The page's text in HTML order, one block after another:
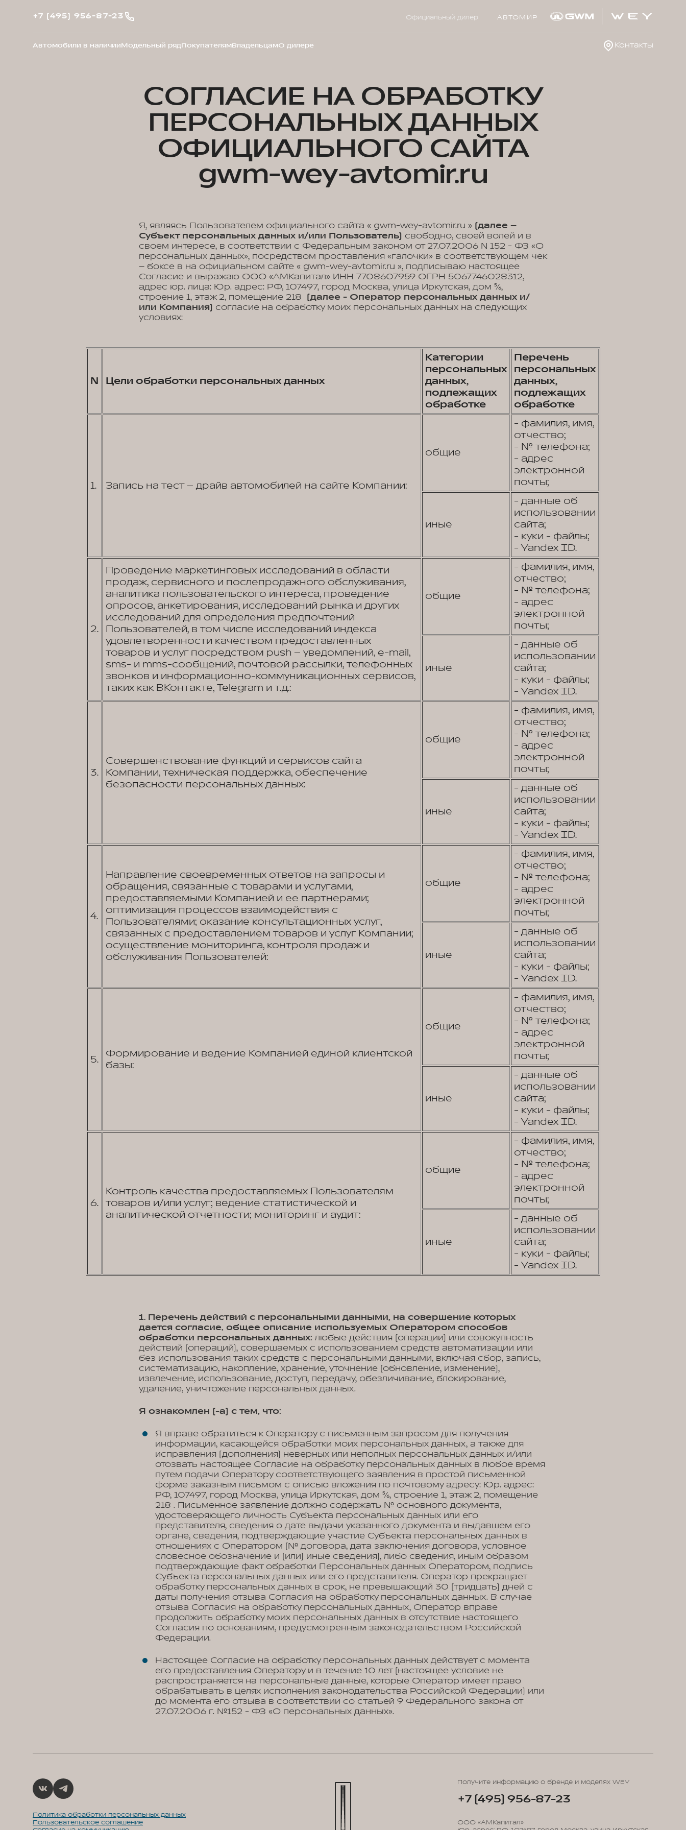
Официальный дилер АВТОМИР
Контакты
+7 (495) 956-87-23
Автомобили в наличииМодельный рядПокупателямВладельцамО дилере
СОГЛАСИЕ НА ОБРАБОТКУ
ПЕРСОНАЛЬНЫХ ДАННЫХ
ОФИЦИАЛЬНОГО САЙТА
gwm-wey-avtomir.ru
Я, являясь Пользователем официального сайта « gwm-wey-avtomir.ru » (далее –
Субъект персональных данных и/или Пользователь) свободно, своей волей и в
своем интересе, в соответствии с Федеральным законом от 27.07.2006 N 152 - ФЗ «О
персональных данных», посредством проставления «галочки» в соответствующем чек
– боксе в на официальном сайте « gwm-wey-avtomir.ru », подписываю настоящее
Согласие и выражаю ООО «АМКапитал» ИНН 7708607959 ОГРН 5067746028312,
адрес юр. лица: Юр. адрес: РФ, 107497, город Москва, улица Иркутская, дом 5/6,
строение 1, этаж 2, помещение 218 (далее - Оператор персональных данных и/
или Компания) согласие на обработку моих персональных данных на следующих
условиях:
N Цели обработки персональных данных
Категории
персональных
данных,
подлежащих
обработке
Перечень
персональных
данных,
подлежащих
обработке
1. Запись на тест – драйв автомобилей на сайте Компании:
общие
- фамилия, имя,
отчество;
- № телефона;
- адрес
электронной
почты;
иные
- данные об
использовании
сайта;
- куки - файлы;
- Yandex ID.
2.
Проведение маркетинговых исследований в области
продаж, сервисного и послепродажного обслуживания,
аналитика пользовательского интереса, проведение
опросов, анкетирования, исследований рынка и других
исследований для определения предпочтений
Пользователей, в том числе исследований индекса
удовлетворенности качеством предоставленных
товаров и услуг посредством push – уведомлений, e-mail,
sms- и mms-сообщений, почтовой рассылки, телефонных
звонков и информационно-коммуникационных сервисов,
таких как ВКонтакте, Telegram и т.д.:
общие
- фамилия, имя,
отчество;
- № телефона;
- адрес
электронной
почты;
иные
- данные об
использовании
сайта;
- куки - файлы;
- Yandex ID.
3.
Совершенствование функций и сервисов сайта
Компании, техническая поддержка, обеспечение
безопасности персональных данных:
общие
- фамилия, имя,
отчество;
- № телефона;
- адрес
электронной
почты;
иные
- данные об
использовании
сайта;
- куки - файлы;
- Yandex ID.
4.
Направление своевременных ответов на запросы и
обращения, связанные с товарами и услугами,
предоставляемыми Компанией и ее партнерами;
оптимизация процессов взаимодействия с
Пользователями; оказание консультационных услуг,
связанных с предоставлением товаров и услуг Компании;
осуществление мониторинга, контроля продаж и
обслуживания Пользователей:
общие
- фамилия, имя,
отчество;
- № телефона;
- адрес
электронной
почты;
иные
- данные об
использовании
сайта;
- куки - файлы;
- Yandex ID.
5.
Формирование и ведение Компанией единой клиентской
базы:
общие
- фамилия, имя,
отчество;
- № телефона;
- адрес
электронной
почты;
иные
- данные об
использовании
сайта;
- куки - файлы;
- Yandex ID.
6.
Контроль качества предоставляемых Пользователям
товаров и/или услуг; ведение статистической и
аналитической отчетности; мониторинг и аудит:
общие
- фамилия, имя,
отчество;
- № телефона;
- адрес
электронной
почты;
иные
- данные об
использовании
сайта;
- куки - файлы;
- Yandex ID.
1. Перечень действий с персональными данными, на совершение которых
дается согласие, общее описание используемых Оператором способов
обработки персональных данных: любые действия (операции) или совокупность
действий (операций), совершаемых с использованием средств автоматизации или
без использования таких средств с персональными данными, включая сбор, запись,
систематизацию, накопление, хранение, уточнение (обновление, изменение),
извлечение, использование, доступ, передачу, обезличивание, блокирование,
удаление, уничтожение персональных данных.
Я ознакомлен (-а) с тем, что:
Я вправе обратиться к Оператору с письменным запросом для получения
информации, касающейся обработки моих персональных данных, а также для
исправления (дополнения) неверных или неполных персональных данных и/или
отозвать настоящее Согласие на обработку персональных данных в любое время
путем подачи Оператору соответствующего заявления в простой письменной
форме заказным письмом с описью вложения по почтовому адресу: Юр. адрес:
РФ, 107497, город Москва, улица Иркутская, дом 5/6, строение 1, этаж 2, помещение
218 . Письменное заявление должно содержать № основного документа,
удостоверяющего личность Субъекта персональных данных или его
представителя, сведения о дате выдачи указанного документа и выдавшем его
органе, сведения, подтверждающие участие Субъекта персональных данных в
отношениях с Оператором (№ договора, дата заключения договора, условное
словесное обозначение и (или) иные сведения), либо сведения, иным образом
подтверждающие факт обработки Персональных данных Оператором, подпись
Субъекта персональных данных или его представителя. Оператор прекращает
обработку персональных данных в срок, не превышающий 30 (тридцать) дней с
даты получения отзыва Согласия на обработку персональных данных. В случае
отзыва Согласия на обработку персональных данных, Оператор вправе
продолжить обработку моих персональных данных в отсутствие настоящего
Согласия по основаниям, предусмотренным законодательством Российской
Федерации.
Настоящее Согласие на обработку персональных данных действует с момента
его предоставления Оператору и в течение 10 лет (настоящее условие не
распространяется на персональные данные, которые Оператор имеет право
обрабатывать в целях исполнения законодательства Российской Федерации) или
до момента его отзыва в соответствии со статьей 9 Федерального закона от
27.07.2006 г. №152 - ФЗ «О персональных данных».
Политика обработки персональных данных
Пользовательское соглашение
Получите информацию о бренде и моделях WEY
+7 (495) 956-87-23
ООО «АМКапитал»